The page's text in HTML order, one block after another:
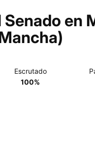
en
Escrutado
100%